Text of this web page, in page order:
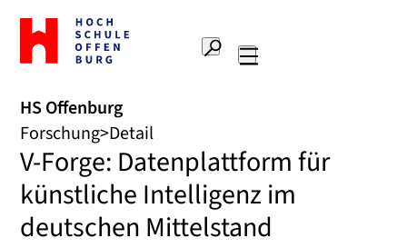
Zur
Startseite
Hochschule
Suche
HS Offenburg
Forschung Detail
V-Forge: Datenplattform für
künstliche Intelligenz im
deutschen Mittelstand